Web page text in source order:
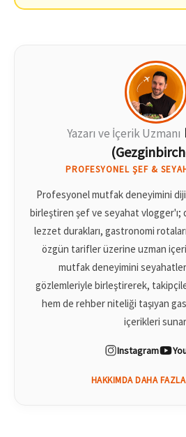
Yazarı ve İçerik Uzmanı
PROFESYONEL ŞEF &
Profesyonel mutfak deneyimini
birleştiren şef ve seyahat vlogger'ı;
lezzet durakları, gastronomi
özgün tarifler üzerine uzman
mutfak deneyimini
gözlemleriyle birleştirerek,
hem de rehber niteliği taşıyan
içerikleri
Instagram
HAKKIMDA DAHA